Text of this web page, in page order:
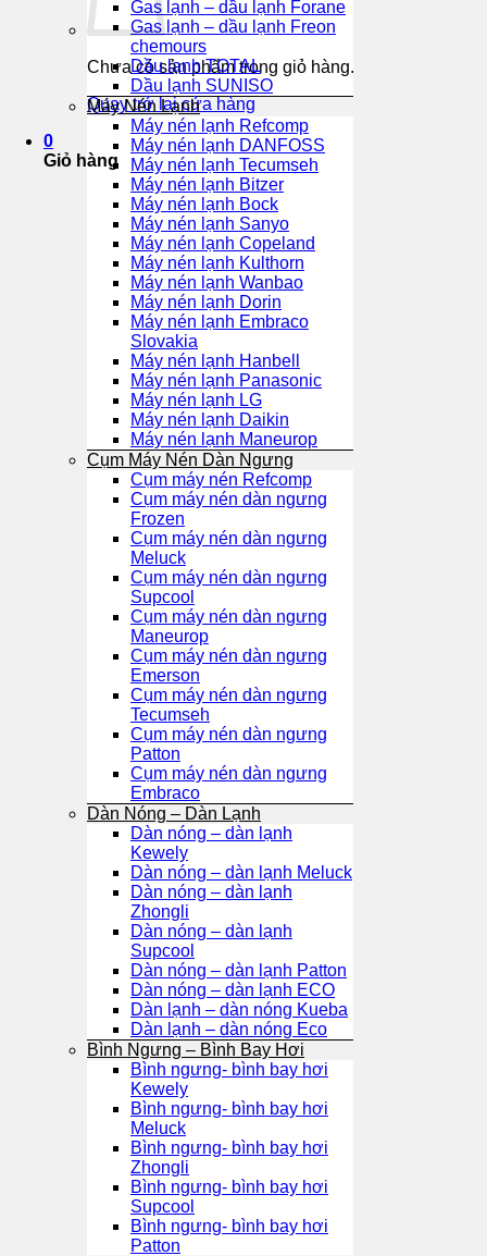
Chưa có sản phẩm trong giỏ hàng.
Quay trở lại cửa hàng
0
Giỏ hàng
Gas lạnh – dầu lạnh Forane
Gas lạnh – dầu lạnh Freon
chemours
Dầu lạnh TOTAL
Dầu lạnh SUNISO
Máy Nén Lạnh
Máy nén lạnh Refcomp
Máy nén lạnh DANFOSS
Máy nén lạnh Tecumseh
Máy nén lạnh Bitzer
Máy nén lạnh Bock
Máy nén lạnh Sanyo
Máy nén lạnh Copeland
Máy nén lạnh Kulthorn
Máy nén lạnh Wanbao
Máy nén lạnh Dorin
Máy nén lạnh Embraco
Slovakia
Máy nén lạnh Hanbell
Máy nén lạnh Panasonic
Máy nén lạnh LG
Máy nén lạnh Daikin
Máy nén lạnh Maneurop
Cụm Máy Nén Dàn Ngưng
Cụm máy nén Refcomp
Cụm máy nén dàn ngưng
Frozen
Cụm máy nén dàn ngưng
Meluck
Cụm máy nén dàn ngưng
Supcool
Cụm máy nén dàn ngưng
Maneurop
Cụm máy nén dàn ngưng
Emerson
Cụm máy nén dàn ngưng
Tecumseh
Cụm máy nén dàn ngưng
Patton
Cụm máy nén dàn ngưng
Embraco
Dàn Nóng – Dàn Lạnh
Dàn nóng – dàn lạnh
Kewely
Dàn nóng – dàn lạnh Meluck
Dàn nóng – dàn lạnh
Zhongli
Dàn nóng – dàn lạnh
Supcool
Dàn nóng – dàn lạnh Patton
Dàn nóng – dàn lạnh ECO
Dàn lạnh – dàn nóng Kueba
Dàn lạnh – dàn nóng Eco
Bình Ngưng – Bình Bay Hơi
Bình ngưng- bình bay hơi
Kewely
Bình ngưng- bình bay hơi
Meluck
Bình ngưng- bình bay hơi
Zhongli
Bình ngưng- bình bay hơi
Supcool
Bình ngưng- bình bay hơi
Patton